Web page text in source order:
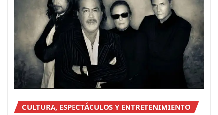
CULTURA, ESPECTÁCULOS Y ENTRETENIMIENTO